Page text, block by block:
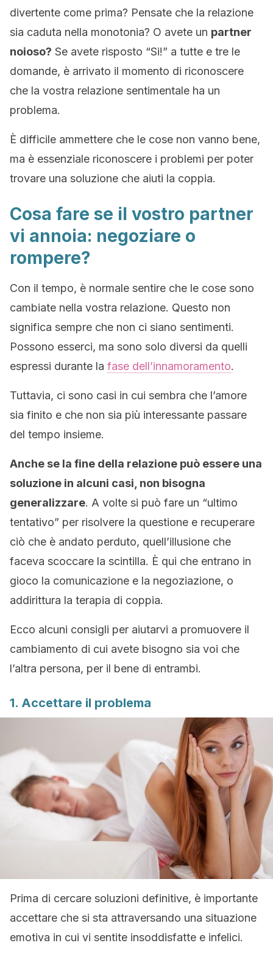
divertente come prima? Pensate che la relazione
sia caduta nella monotonia? O avete un partner
noioso? Se avete risposto “Si!” a tutte e tre le
domande, è arrivato il momento di riconoscere
che la vostra relazione sentimentale ha un
problema.
È difficile ammettere che le cose non vanno bene,
ma è essenziale riconoscere i problemi per poter
trovare una soluzione che aiuti la coppia.
Cosa fare se il vostro partner
vi annoia: negoziare o
rompere?
Con il tempo, è normale sentire che le cose sono
cambiate nella vostra relazione. Questo non
significa sempre che non ci siano sentimenti.
Possono esserci, ma sono solo diversi da quelli
espressi durante la fase dell’innamoramento.
Tuttavia, ci sono casi in cui sembra che l’amore
sia finito e che non sia più interessante passare
del tempo insieme.
Anche se la fine della relazione può essere una
soluzione in alcuni casi, non bisogna
generalizzare. A volte si può fare un “ultimo
tentativo” per risolvere la questione e recuperare
ciò che è andato perduto, quell’illusione che
faceva scoccare la scintilla. È qui che entrano in
gioco la comunicazione e la negoziazione, o
addirittura la terapia di coppia.
Ecco alcuni consigli per aiutarvi a promuovere il
cambiamento di cui avete bisogno sia voi che
l’altra persona, per il bene di entrambi.
1. Accettare il problema
Prima di cercare soluzioni definitive, è importante
accettare che si sta attraversando una situazione
emotiva in cui vi sentite insoddisfatte e infelici.